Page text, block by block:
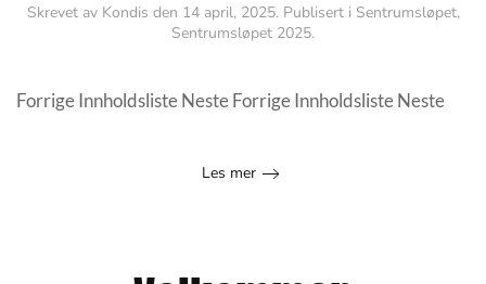
Skrevet av Kondis den 14 april, 2025. Publisert i Sentrumsløpet,
Sentrumsløpet 2025.
Forrige Innholdsliste Neste Forrige Innholdsliste Neste
Les mer